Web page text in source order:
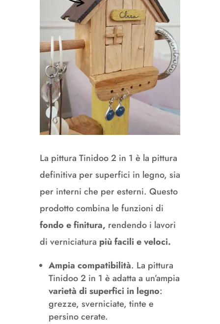
La pittura Tinidoo 2 in 1 è la pittura
definitiva per superfici in legno, sia
per interni che per esterni. Questo
prodotto combina le funzioni di
fondo e finitura, rendendo i lavori
di verniciatura più facili e veloci.
Ampia compatibilità. La pittura
Tinidoo 2 in 1 è adatta a un’ampia
varietà di superfici in legno:
grezze, sverniciate, tinte e
persino cerate.